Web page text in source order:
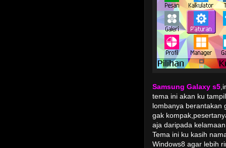
Samsung Galaxy s5
tema ini akan ku
lombanya berantakan
gak
aja daripada
Tema ini ku kasih
Windows8 agar lebih